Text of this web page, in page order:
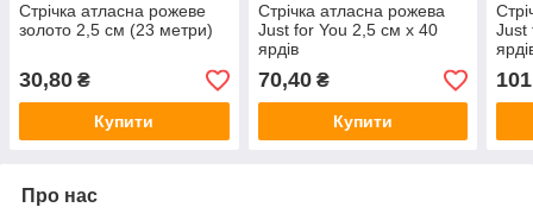
Стрічка атласна рожеве
золото 2,5 см (23 метри)
30,80 ₴
Купити
Стрічка атласна рожева
Just for You 2,5 см х 40
ярдів
70,40₴
Купити
Just
Про нас